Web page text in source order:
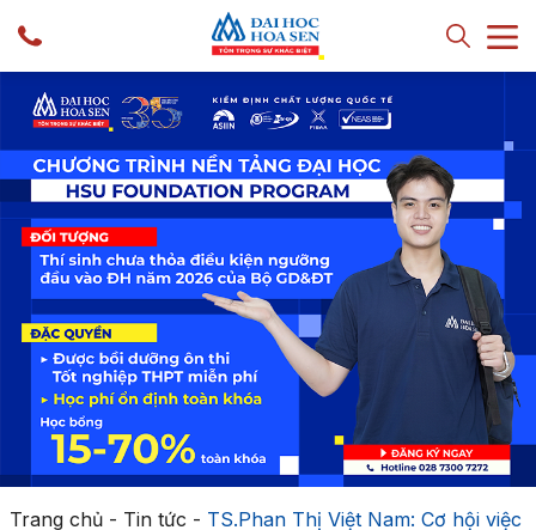
Trang chủ- Tin tức - TS.Phan Thị Việt Nam: Cơ hội việc